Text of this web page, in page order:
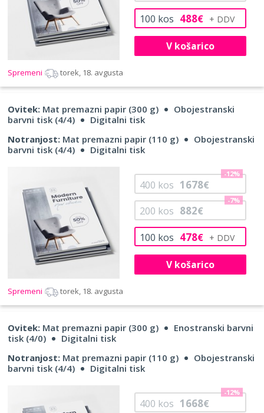
100 kos 488€
V košarico
Spremeni torek, 18. avgusta
Ovitek: Mat premazni papir (300 g)
Obojestranski
barvni tisk (4/4)
Digitalni tisk
Notranjost: Mat premazni papir (110 g)
Obojestranski
barvni tisk (4/4)
Digitalni tisk
100 kos 478€
200 kos 882€
-7%
400 kos 1678€
-12%
V košarico
Spremeni torek, 18. avgusta
Ovitek: Mat premazni papir (300 g)
Enostranski barvni
tisk (4/0)
Digitalni tisk
Notranjost: Mat premazni papir (110 g)
Obojestranski
barvni tisk (4/4)
Digitalni tisk
400 kos 1668€
-12%